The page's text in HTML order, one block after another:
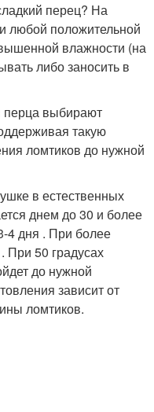
перец? На
любой положительной
влажности (на
либо заносить в
перца выбирают
такую
ломтиков до нужной
в естественных
днем до 30 и более
4 дня . При более
При 50 градусах
до нужной
зависит от
ломтиков.